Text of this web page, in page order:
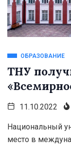
ОБРАЗОВАНИЕ
ТНУ
11.10.2022
Национальный
место в